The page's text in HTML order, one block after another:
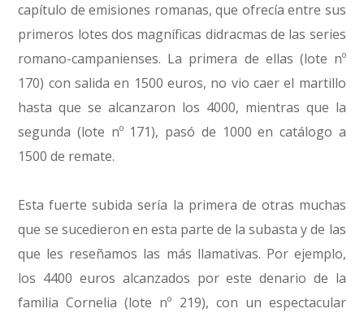
capítulo de emisiones romanas, que ofrecía entre sus
primeros lotes dos magníficas didracmas de las series
romano-campanienses. La primera de ellas (lote nº
170) con salida en 1500 euros, no vio caer el martillo
hasta que se alcanzaron los 4000, mientras que la
segunda (lote nº 171), pasó de 1000 en catálogo a
1500 de remate.
Esta fuerte subida sería la primera de otras muchas
que se sucedieron en esta parte de la subasta y de las
que les reseñamos las más llamativas. Por ejemplo,
los 4400 euros alcanzados por este denario de la
familia Cornelia (lote nº 219), con un espectacular